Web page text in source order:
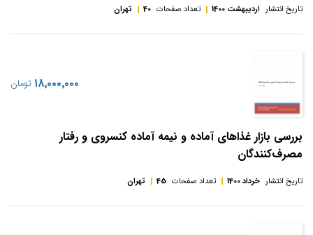
تاریخ انتشار اردیبهشت 1400 تعداد صفحات 40 تهران
بررسی بازار غذاهای آماده و نیمه آماده کنسروی و رفتار
مصرف‌کنندگان
تاریخ انتشار خرداد 1400 تعداد صفحات 45 تهران
‎۱۸٬۰۰۰٬۰۰۰ تومان